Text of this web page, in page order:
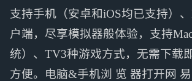
支持手机（安卓和iOS均已支持）
户端，尽享模拟器般体验，支持
统）、TV3种游戏方式，无需下载
方便。电脑&手机浏 览 器打开网